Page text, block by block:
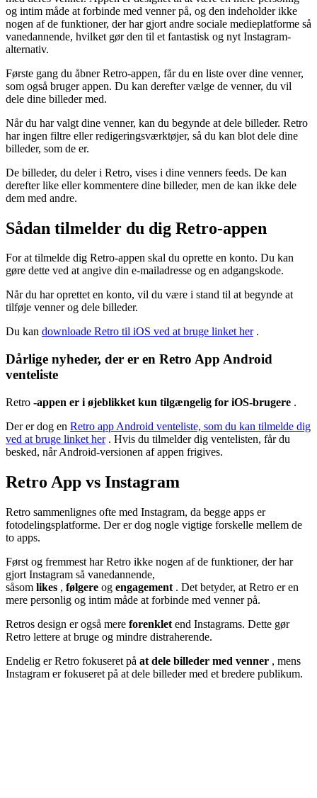
og intim måde at forbinde med venner på, og den indeholder ikke
nogen af ​​de funktioner, der har gjort andre sociale medieplatforme så
vanedannende, hvilket gør den til et fantastisk og nyt Instagram-
alternativ.
Første gang du åbner Retro-appen, får du en liste over dine venner,
som også bruger appen. Du kan derefter vælge de venner, du vil
dele dine billeder med.
Når du har valgt dine venner, kan du begynde at dele billeder. Retro
har ingen filtre eller redigeringsværktøjer, så du kan blot dele dine
billeder, som de er.
De billeder, du deler i Retro, vises i dine venners feeds. De kan
derefter like eller kommentere dine billeder, men de kan ikke dele
dem med andre.
Sådan tilmelder du dig Retro-appen
For at tilmelde dig Retro-appen skal du oprette en konto. Du kan
gøre dette ved at angive din e-mailadresse og en adgangskode.
Når du har oprettet en konto, vil du være i stand til at begynde at
tilføje venner og dele billeder.
Du kan downloade Retro til iOS ved at bruge linket her.
Dårlige nyheder, der er en Retro App Android
venteliste
Retro -appen er i øjeblikket kun tilgængelig for iOS-brugere .
Der er dog en Retro app Android venteliste, som du kan tilmelde dig
ved at bruge linket her. Hvis du tilmelder dig ventelisten, får du
besked, når Android-versionen af ​​appen frigives.
Retro App vs Instagram
Retro sammenlignes ofte med Instagram, da begge apps er
fotodelingsplatforme. Der er dog nogle vigtige forskelle mellem de
to apps.
Først og fremmest har Retro ikke nogen af ​​de funktioner, der har
gjort Instagram så vanedannende,
såsom likes , følgere og engagement . Det betyder, at Retro er en
mere personlig og intim måde at forbinde med venner på.
Retros design er også mere forenklet end Instagrams. Dette gør
Retro lettere at bruge og mindre distraherende.
Endelig er Retro fokuseret på at dele billeder med venner , mens
Instagram er fokuseret på at dele billeder med et bredere publikum.